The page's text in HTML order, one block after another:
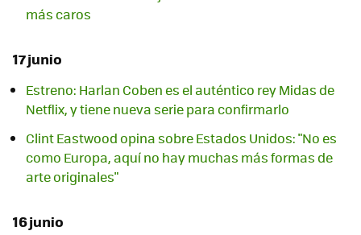
más caros
17 junio
Estreno: Harlan Coben es el auténtico rey Midas de
Netflix, y tiene nueva serie para confirmarlo
Clint Eastwood opina sobre Estados Unidos: "No es
como Europa, aquí no hay muchas más formas de
arte originales"
16 junio